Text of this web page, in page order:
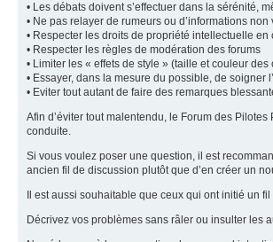
• Les débats doivent s’effectuer dans la sérénité,
• Ne pas relayer de rumeurs ou d’informations
• Respecter les droits de propriété intellectuelle
• Respecter les règles de modération des forums
• Limiter les « effets de style » (taille et couleur
• Essayer, dans la mesure du possible, de
• Eviter tout autant de faire des remarques
Afin d’éviter tout malentendu, le Forum des
conduite.
Si vous voulez poser une question, il est
ancien fil de discussion plutôt que d’en créer un
Il est aussi souhaitable que ceux qui ont initié un
Décrivez vos problèmes sans râler ou insulter les